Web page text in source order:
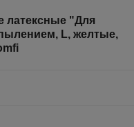
латексные "Для
L, желтые,